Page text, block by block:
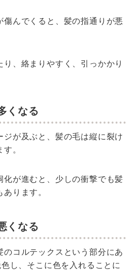
んでくると、髪の指通りが悪
、絡まりやすく、引っかかり
くなる
が及ぶと、髪の毛は縦に裂け
。
化が進むと、少しの衝撃でも髪
ります。
くなる
コルテックスという部分にあ
し、そこに色を入れることに